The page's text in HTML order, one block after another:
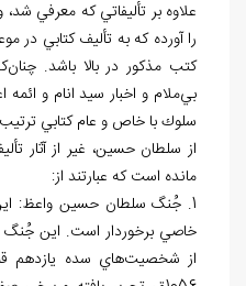
را آورده كه به تأليف كتابي در
كتب مذكور در بالا باشد. چنان
بيملام و اخبار سيد انام و
سلوك با خاص و عام كتابي
از سلطان حسين، غير از آثار
مانده است كه عبارتند از:
1. جُنگ سلطان حسين واعظ: اين
خاصي برخوردار است. اين جُنگ شامل
از شخصيت